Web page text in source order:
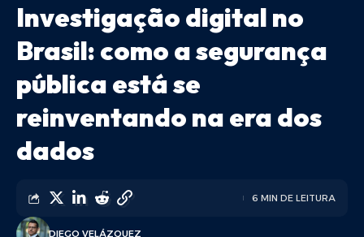
Investigação digital no
Brasil: como a segurança
pública está se
reinventando na era dos
dados
DIEGO VELÁZQUEZ
6 MIN DE LEITURA